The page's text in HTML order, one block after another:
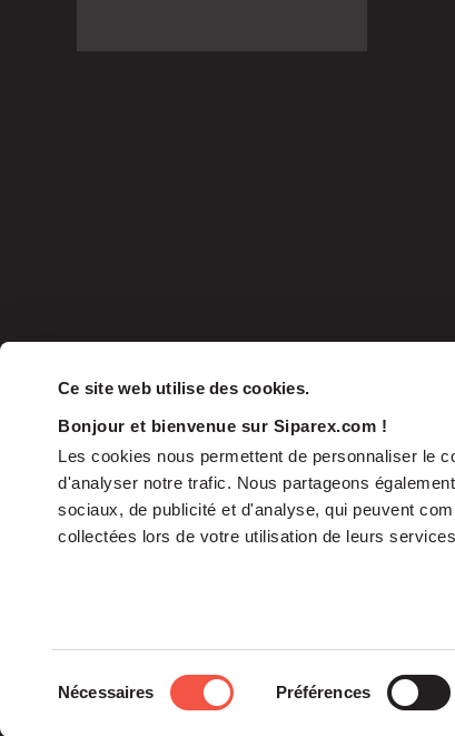
Ce site web utilise des cookies.
Bonjour et bienvenue sur Siparex.com !
Les cookies nous permettent de personnaliser le
d'analyser notre trafic. Nous partageons
sociaux, de publicité et d'analyse, qui peuvent
collectées lors de votre utilisation de leurs
Nécessaires Préférences
The Group
The Governance